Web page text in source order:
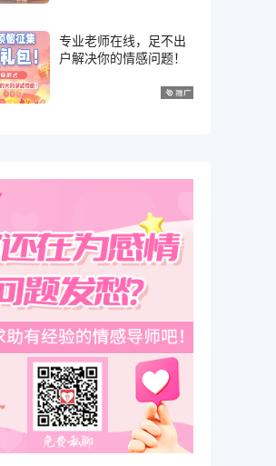
专业老师在线，足不出
户解决你的情感问题！